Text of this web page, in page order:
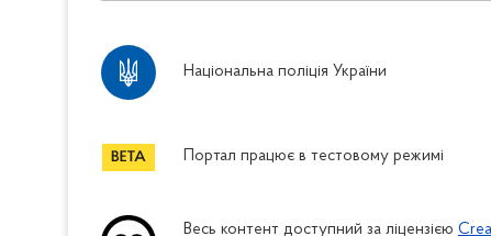
Національна поліція України
Портал працює в тестовому режимі
Весь контент доступний за ліцензією